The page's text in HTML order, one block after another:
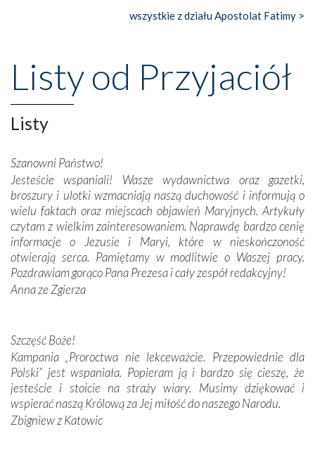
Nasze pielgrzymkowe wyprawy, których celem były
wznoszono na chwałę Bożą, na przykład – w podzięce za
Opatrznościową pomoc w wygranej bitwie o
niepodległość kraju. Zachwyt budziła potężna, a zarazem
misterna architektura tych monumentalnych dzieł,
wspaniałe zdobienia, dbałość ich twórców o detale,
budowniczych.
Podążyliśmy też śladami fatimskich wizjonerów – Łucji
dos Santos oraz świętych Hiacynty i Franciszka Marto.
Modliliśmy się przy ich grobach. Odprawiliśmy Drogę
Krzyżową w ich rodzinnych stronach, odwiedziliśmy
domy, w których żyli.
W miejscu objawień Matki Bożej zapaliliśmy świece
Podczas tej kilkudniowej wyprawy na każdym kroku
spotykaliśmy się z serdeczną otwartością
Portugalczyków. Podziwialiśmy ich ludową sztukę i
zwyczaje. Mimo że nasze kraje są od siebie bardzo
oddalone, w żaden sposób nie czuliśmy się obco.
Sprawiła to oczywiście sama Matka Boża, ale też
kulturowa bliskość biorąca swój początek w naszej
wszystkie z działu Apostolat Fatimy >
Listy od Przyjaciół
Listy
Szanowni Państwo!
Jesteście wspaniali! Wasze wydawnictwa oraz gazetki,
broszury i ulotki wzmacniają naszą duchowość i informują o
wielu faktach oraz miejscach objawień Maryjnych. Artykuły
czytam z wielkim zainteresowaniem. Naprawdę bardzo cenię
informacje o Jezusie i Maryi, które w nieskończoność
otwierają serca. Pamiętamy w modlitwie o Waszej pracy.
Pozdrawiam gorąco Pana Prezesa i cały zespół redakcyjny!
Anna ze Zgierza
Szczęść Boże!
Kampania „Proroctwa nie lekceważcie. Przepowiednie dla
Polski” jest wspaniała. Popieram ją i bardzo się cieszę, że
jesteście i stoicie na straży wiary. Musimy dziękować i
wspierać naszą Królową za Jej miłość do naszego Narodu.
Zbigniew z Katowic